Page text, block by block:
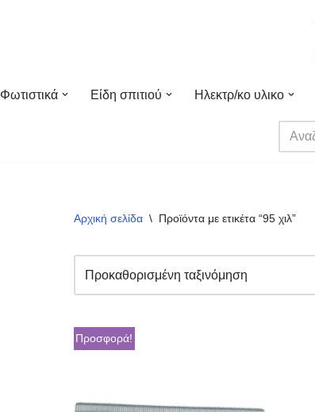
Φωτιστικά Είδη σπιτιού Ηλεκτρ/κο υλικο
Αρχική σελίδα \ Προϊόντα με ετικέτα “95 χιλ”
Προσφορά!